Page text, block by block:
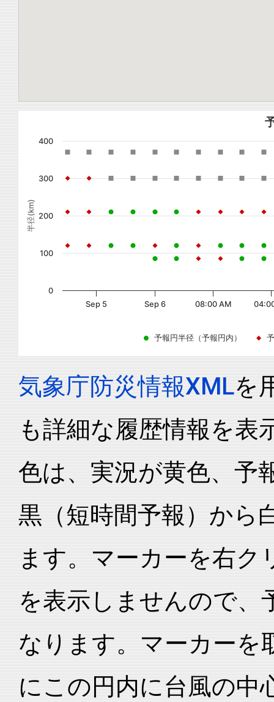
半径(km)
予報円半径（予報円内）
Sep 5 Sep 6 08:00 AM
0
100
200
300
400
気象庁防災情報XMLを
も詳細な履歴情報を表
色は、実況が黄色、予
黒（短時間予報）から
ます。マーカーを右
を表示しませんので、
なります。マーカーを
にこの円内に台風の中